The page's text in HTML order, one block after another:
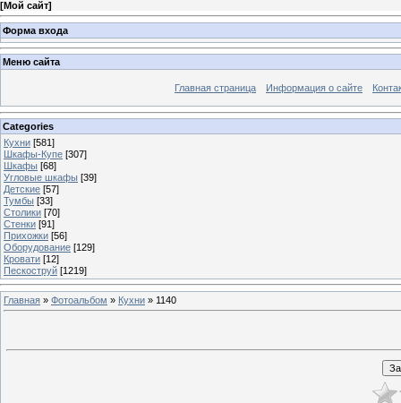
[Мой сайт]
Форма входа
Меню сайта
Главная страница Информация о сайте
Categories
Кухни [581]
Шкафы-Купе [307]
Шкафы [68]
Угловые шкафы [39]
Детские [57]
Тумбы [33]
Столики [70]
Стенки [91]
Прихожки [56]
Оборудование [129]
Кровати [12]
Пескоструй [1219]
Главная » Фотоальбом » Кухни » 1140